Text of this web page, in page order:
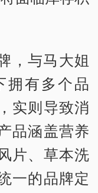
，与马大姐
拥有多个品
实则导致消
品涵盖营养
片、草本洗
一的品牌定